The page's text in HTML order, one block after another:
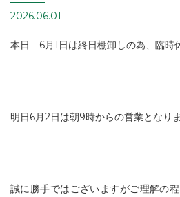
2026.06.01
本日 6月1日は終日棚卸しの為、臨時
明日6月2日は朝9時からの営業となりま
誠に勝手ではございますがご理解の